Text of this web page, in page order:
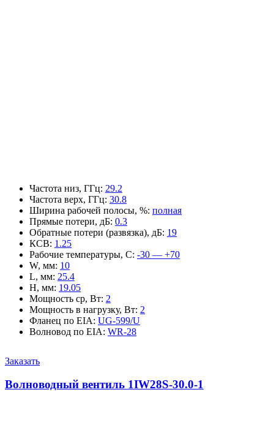
Частота низ, ГГц: 29.2
Частота верх, ГГц: 30.8
Ширина рабочей полосы, %: полная
Прямые потери, дБ: 0.3
Обратные потери (развязка), дБ: 19
КСВ: 1.25
Рабочие температуры, С: -30 — +70
W, мм: 10
L, мм: 25.4
H, мм: 19.05
Мощность ср, Вт: 2
Мощность в нагрузку, Вт: 2
Фланец по EIA: UG-599/U
Волновод по EIA: WR-28
Заказать
Волноводный вентиль 1IW28S-30.0-1